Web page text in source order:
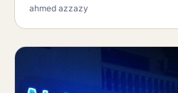
ahmed azzazy